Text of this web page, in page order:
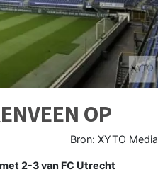
OP
Bron: XYTO Media
2-3 van FC Utrecht